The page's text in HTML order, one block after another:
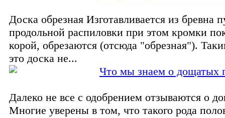
Доска обрезная Изготавливается из бревна
продольной распиловки при этом кромки
корой, обрезаются (отсюда "обрезная").
это доска не...
Что мы знаем о дощатых
Далеко не все с одобрением отзываются о
Многие уверены в том, что такого рода